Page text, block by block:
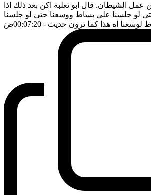
عمل الشيطان. قال ابو ثعلبة اكن بعد ذلك اذا
حتى لو جلسنا على بساط ووسعنا حتى لو جلسنا
لوسعنا اه هذا كما ترون حديث - 00:07:20 ضَ